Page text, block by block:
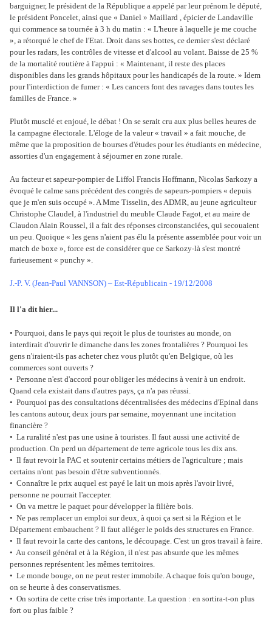
barguigner, le président de la République a appelé par leur prénom le député,
le président Poncelet, ainsi que « Daniel » Maillard , épicier de Landaville
qui commence sa tournée à 3 h du matin : « L'heure à laquelle je me couche
», a rétorqué le chef de l'Etat. Droit dans ses bottes, ce dernier s'est déclaré
pour les radars, les contrôles de vitesse et d'alcool au volant. Baisse de 25 %
de la mortalité routière à l'appui : « Maintenant, il reste des places
disponibles dans les grands hôpitaux pour les handicapés de la route. » Idem
pour l'interdiction de fumer : « Les cancers font des ravages dans toutes les
familles de France. »
Plutôt musclé et enjoué, le débat ! On se serait cru aux plus belles heures de
la campagne électorale. L'éloge de la valeur « travail » a fait mouche, de
même que la proposition de bourses d'études pour les étudiants en médecine,
assorties d'un engagement à séjourner en zone rurale.
Au facteur et sapeur-pompier de Liffol Francis Hoffmann, Nicolas Sarkozy a
évoqué le calme sans précédent des congrès de sapeurs-pompiers « depuis
que je m'en suis occupé ». A Mme Tisselin, des ADMR, au jeune agriculteur
Christophe Claudel, à l'industriel du meuble Claude Fagot, et au maire de
Claudon Alain Roussel, il a fait des réponses circonstanciées, qui secouaient
un peu. Quoique « les gens n'aient pas élu la présente assemblée pour voir un
match de boxe », force est de considérer que ce Sarkozy-là s'est montré
furieusement « punchy ».
J.-P. V. (Jean-Paul VANNSON) – Est-Républicain - 19/12/2008
Il l'a dit hier...
• Pourquoi, dans le pays qui reçoit le plus de touristes au monde, on
interdirait d'ouvrir le dimanche dans les zones frontalières ? Pourquoi les
gens n'iraient-ils pas acheter chez vous plutôt qu'en Belgique, où les
commerces sont ouverts ?
• Personne n'est d'accord pour obliger les médecins à venir à un endroit.
Quand cela existait dans d'autres pays, ça n'a pas réussi.
• Pourquoi pas des consultations décentralisées des médecins d'Epinal dans
les cantons autour, deux jours par semaine, moyennant une incitation
financière ?
• La ruralité n'est pas une usine à touristes. Il faut aussi une activité de
production. On perd un département de terre agricole tous les dix ans.
• Il faut revoir la PAC et soutenir certains métiers de l'agriculture ; mais
certains n'ont pas besoin d'être subventionnés.
• Connaître le prix auquel est payé le lait un mois après l'avoir livré,
personne ne pourrait l'accepter.
• On va mettre le paquet pour développer la filière bois.
• Ne pas remplacer un emploi sur deux, à quoi ça sert si la Région et le
Département embauchent ? Il faut alléger le poids des structures en France.
• Il faut revoir la carte des cantons, le découpage. C'est un gros travail à faire.
• Au conseil général et à la Région, il n'est pas absurde que les mêmes
personnes représentent les mêmes territoires.
• Le monde bouge, on ne peut rester immobile. A chaque fois qu'on bouge,
on se heurte à des conservatismes.
• On sortira de cette crise très importante. La question : en sortira-t-on plus
fort ou plus faible ?